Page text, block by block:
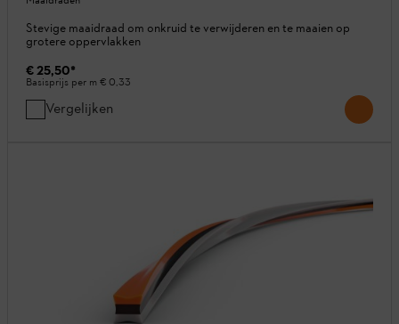
Stevige maaidraad om onkruid te verwijderen en te maaien op
grotere oppervlakken
€ 25,50*
Basisprijs per m € 0,33
Vergelijken